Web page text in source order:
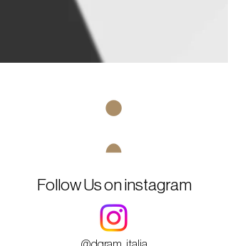
Follow Us on instagram